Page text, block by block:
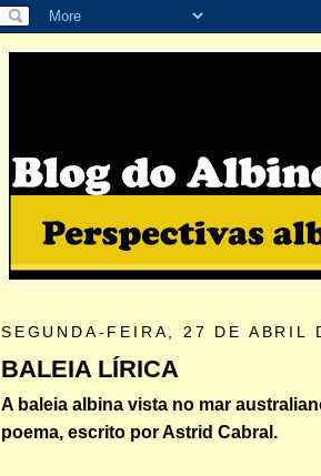
SEGUNDA-FEIRA, 27 DE ABRIL
BALEIA LÍRICA
A baleia albina vista no mar
poema, escrito por Astrid Cabral.